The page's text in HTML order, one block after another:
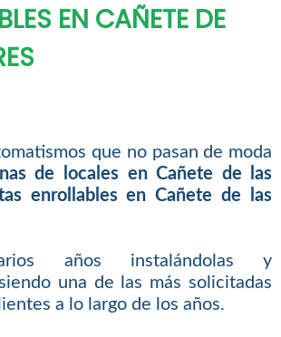
EN CAÑETE DE
que no pasan de moda
de locales en Cañete de las
enrollables en Cañete de las
años instalándolas y
una de las más solicitadas
a lo largo de los años.